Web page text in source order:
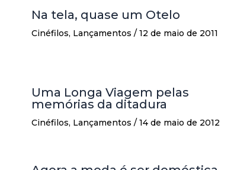
Na tela, quase um Otelo
Cinéfilos, Lançamentos / 12 de maio de 2011
Uma Longa Viagem pelas
memórias da ditadura
Cinéfilos, Lançamentos / 14 de maio de 2012